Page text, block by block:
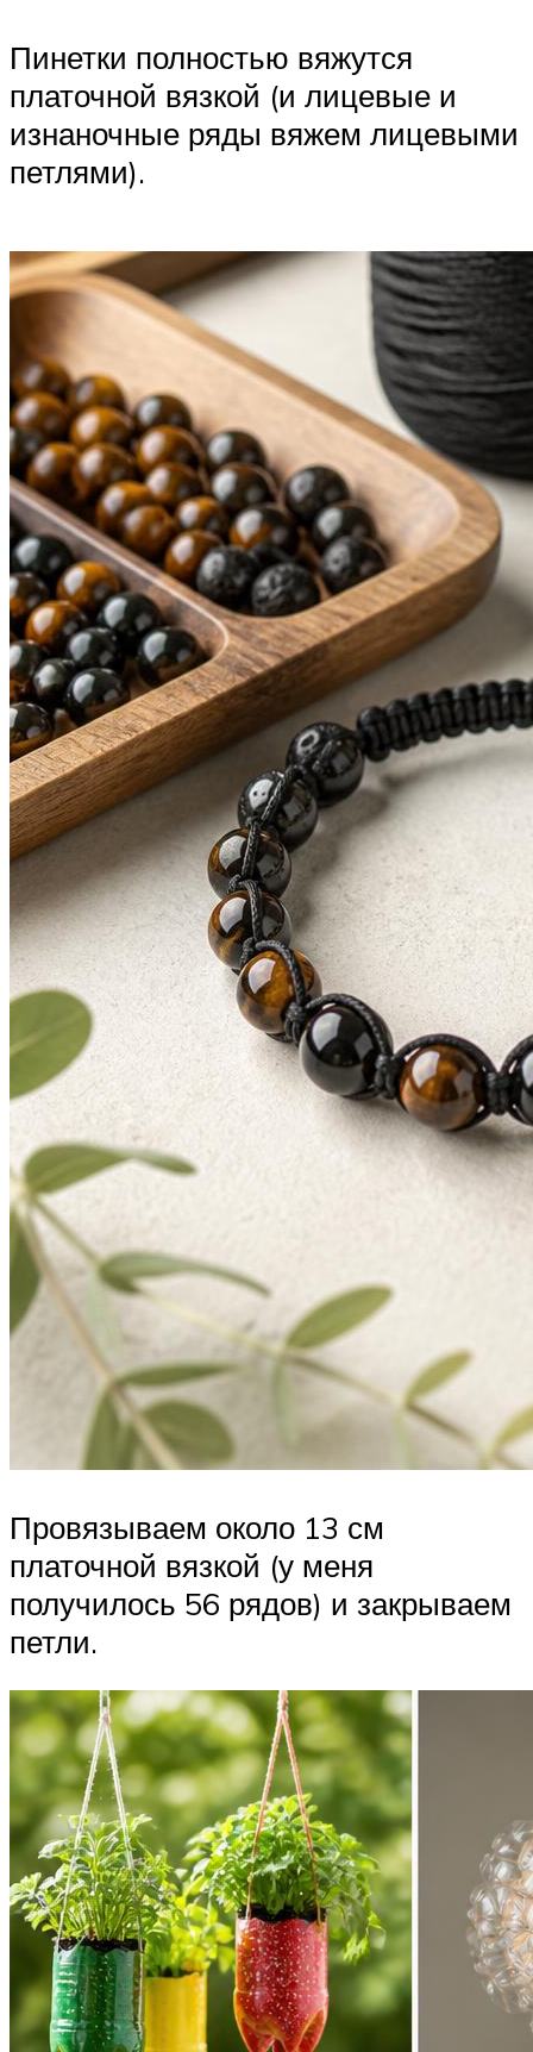
Пинетки полностью вяжутся
платочной вязкой (и лицевые и
изнаночные ряды вяжем лицевыми
петлями).
Провязываем около 13 см
платочной вязкой (у меня
получилось 56 рядов) и закрываем
петли.